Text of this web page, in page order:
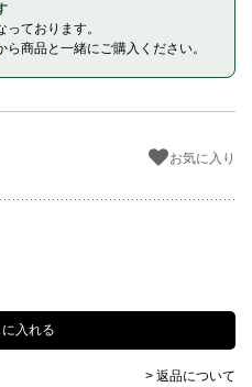
ております。
ら商品と一緒にご購入ください。
お気に入り
> 返品について